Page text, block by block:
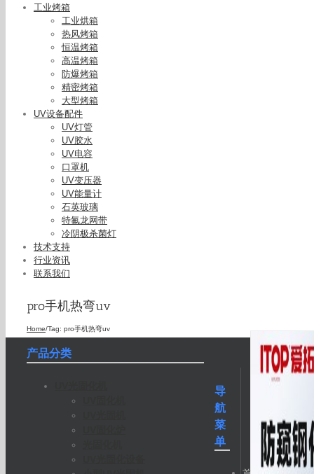
工业烤箱
工业烘箱
热风烤箱
恒温烤箱
高温烤箱
防爆烤箱
精密烤箱
大型烤箱
UV设备配件
UV灯管
UV胶水
UV电容
口罩机
UV变压器
UV能量计
石英玻璃
特氟龙网带
冷阴极杀菌灯
技术支持
行业资讯
联系我们
pro手机热弯uv
Home/Tag: pro手机热弯uv
产品分类
导
航
菜
单